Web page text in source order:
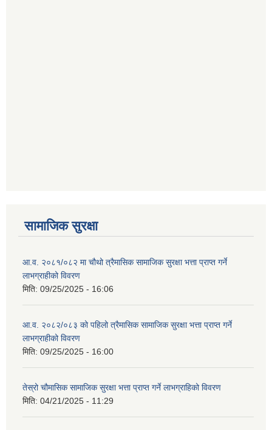
सामाजिक सुरक्षा
आ.व. २०८१/०८२ मा चौथो त्रैमासिक सामाजिक सुरक्षा भत्ता प्राप्त गर्ने
लाभग्राहीको विवरण
मिति: 09/25/2025 - 16:06
आ.व. २०८२/०८३ को पहिलो त्रैमासिक सामाजिक सुरक्षा भत्ता प्राप्त गर्ने
लाभग्राहीको विवरण
मिति: 09/25/2025 - 16:00
तेस्रो चौमासिक सामाजिक सुरक्षा भत्ता प्राप्त गर्ने लाभग्राहिको विवरण
मिति: 04/21/2025 - 11:29